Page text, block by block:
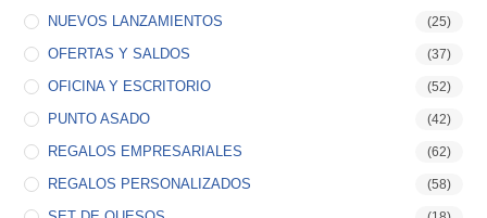
NUEVOS LANZAMIENTOS (25)
OFERTAS Y SALDOS (37)
OFICINA Y ESCRITORIO (52)
PUNTO ASADO (42)
REGALOS EMPRESARIALES (62)
REGALOS PERSONALIZADOS (58)